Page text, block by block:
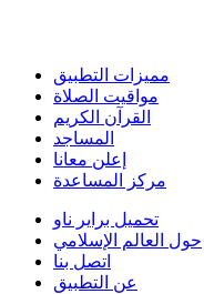
مميزات التطبيق
مواقيت الصلاة
القرآن الكريم
المساجد
إعلن معانا
مركز المساعدة
تحميل براير ناو
حول العالم الإسلامي
اتصل بنا
عن التطبيق